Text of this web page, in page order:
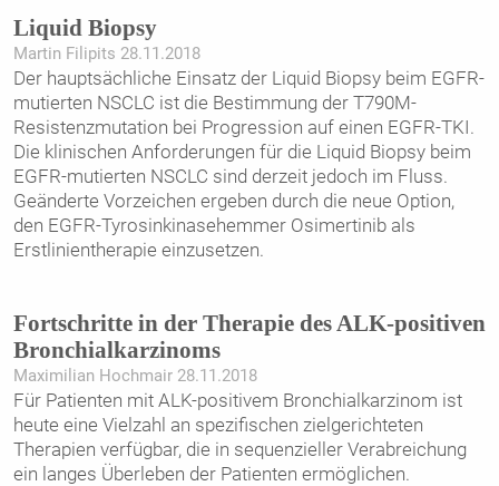
Liquid Biopsy
Martin Filipits 28.11.2018
Der hauptsächliche Einsatz der Liquid Biopsy beim EGFR-
mutierten NSCLC ist die Bestimmung der T790M-
Resistenzmutation bei Progression auf einen EGFR-TKI.
Die klinischen Anforderungen für die Liquid Biopsy beim
EGFR-mutierten NSCLC sind derzeit jedoch im Fluss.
Geänderte Vorzeichen ergeben durch die neue Option,
den EGFR-Tyrosinkinasehemmer Osimertinib als
Erstlinientherapie einzusetzen.
Fortschritte in der Therapie des ALK-positiven
Bronchialkarzinoms
Maximilian Hochmair 28.11.2018
Für Patienten mit ALK-positivem Bronchialkarzinom ist
heute eine Vielzahl an spezifischen zielgerichteten
Therapien verfügbar, die in sequenzieller Verabreichung
ein langes Überleben der Patienten ermöglichen.